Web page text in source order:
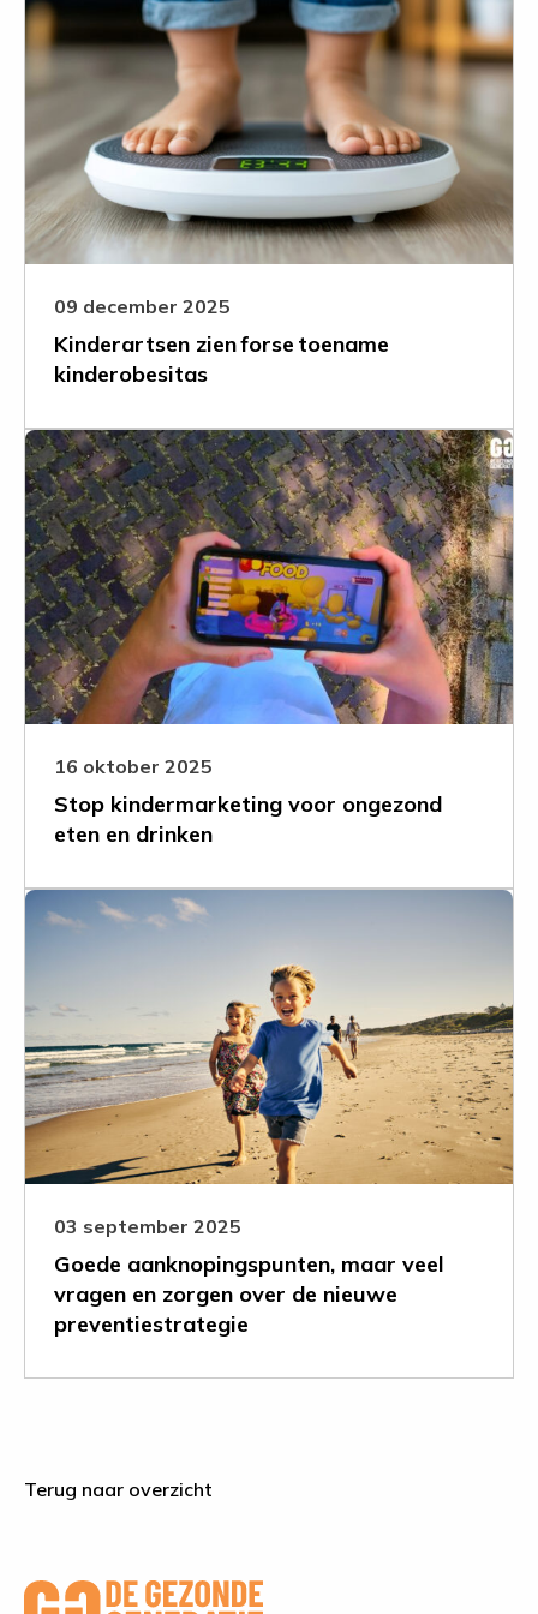
Kinderartsen zien forse toename
kinderobesitas
09 december 2025
meer
over
zien forse toename
kinderobesitas
Stop kindermarketing voor ongezond
eten en drinken
16 oktober 2025
Leer
meer
over
Stop
kindermarketing
voor
ongezond
eten
en
drinken
Goede aanknopingspunten, maar veel
vragen en zorgen over de nieuwe
preventiestrategie
03 september 2025
Leer
aanknopingspunten,
maar
veel
vragen
en
zorgen
over
preventiestrategie
Terug naar overzicht